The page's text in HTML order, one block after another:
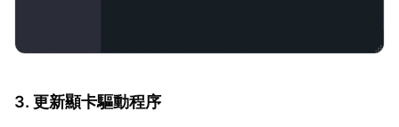
3. 更新顯卡驅動程序